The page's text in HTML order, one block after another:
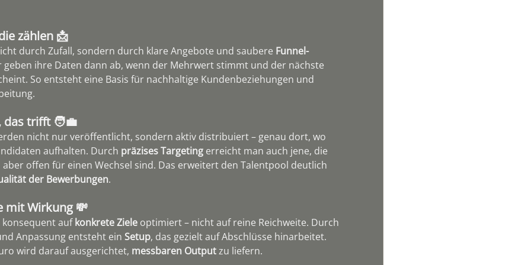
zählen 📩
durch Zufall, sondern durch klare Angebote und saubere Funnel-
geben ihre Daten dann ab, wenn der Mehrwert stimmt und der nächste
So entsteht eine Basis für nachhaltige Kundenbeziehungen und
das trifft 🧑‍💼
nicht nur veröffentlicht, sondern aktiv distribuiert – genau dort, wo
aufhalten. Durch präzises Targeting erreicht man auch jene, die
offen für einen Wechsel sind. Das erweitert den Talentpool deutlich
der Bewerbungen.
mit Wirkung 💸
auf konkrete Ziele optimiert – nicht auf reine Reichweite. Durch
Anpassung entsteht ein Setup, das gezielt auf Abschlüsse hinarbeitet.
wird darauf ausgerichtet, messbaren Output zu liefern.